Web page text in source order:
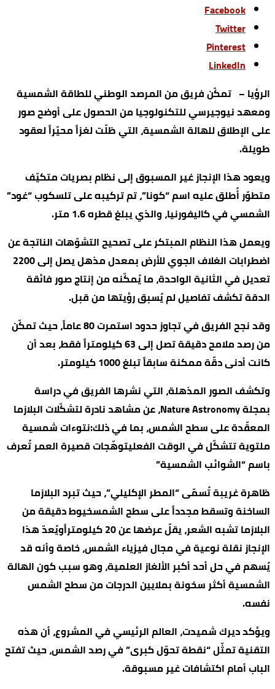
Facebook
Twitter
Pinterest
LinkedIn
الرؤيا – تمكّن فريق من المرصد الوطني للطاقة الشمسية
ومعهد نيوجيرسي للتكنولوجيا من الحصول على أوضح صور
على الإطلاق للهالة الشمسية، التي ظلّت لغزاً محيّراً لعقود
طويلة.
ويعود هذا الإنجاز غير المسبوق إلى نظام بصريات متكيّف
متطوّر أُطلق عليه اسم “كونا”، تم تركيبه على تلسكوب “غود”
الشمسي في كاليفورنيا، والذي يبلغ قطره 1.6 متر.
ويعمل هذا النظام المبتكر على تصحيح التشوّهات الناتجة عن
اضطرابات الغلاف الجوي للأرض بمعدل مذهل يصل إلى 2200
تعديل في الثانية الواحدة، ما يُمكّنه من إنتاج صور فائقة
الدقة تكشف تفاصيل لم يُسبق رؤيتها من قبل.
وقد نجح الفريق في تجاوز حدود استمرت 80 عاماً، حيث تمكّن
من رصد ملامح دقيقة تصل إلى 63 كيلومتراً فقط، بعد أن
كانت أدنى دقّة ممكنة سابقاً تبلغ 1000 كيلومتر.
وتكشف الصور المذهلة، التي نشرها الفريق في دراسة
بمجلة Nature Astronomy، عن مشاهد نادرة لتشكّلات البلازما
المعقّدة على سطح الشمس، بما في ذلك:نتوءات شمسية
ملتوية تتشكّل في الوقت الفعليتوهّجات قصيرة العمر تُعرف
باسم “الشوائب الشمسية”
ظاهرة غريبة تُسمّى “المطر الإكليلي”، حيث تبرد البلازما
الساخنة وتسقط مجدداً على سطح الشمسخيوط دقيقة من
البلازما تشبه الشعر، يقلّ عرضها عن 20 كيلومتراًويُعدّ هذا
الإنجاز نقلة نوعية في مجال فيزياء الشمس، خاصة وأنه قد
يُسهم في حل أحد أكبر الألغاز العلمية، وهو سبب كون الهالة
الشمسية أكثر سخونة بملايين الدرجات من سطح الشمس
نفسه.
ويؤكد ديرك شميدت، العالم الرئيسي في المشروع، أن هذه
التقنية تمثّل “نقطة تحوّل كبرى” في رصد الشمس، حيث تفتح
الباب أمام اكتشافات غير مسبوقة.